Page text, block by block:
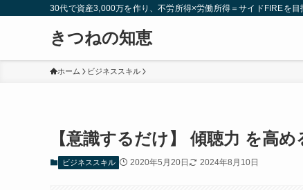
30代で資産3,000万を作り、不労所得×労働所得＝サイドFIREを目
きつねの知恵
ホーム ビジネススキル
【意識するだけ】 傾聴力 を高
ビジネススキル 2020年5月20日 2024年8月10日